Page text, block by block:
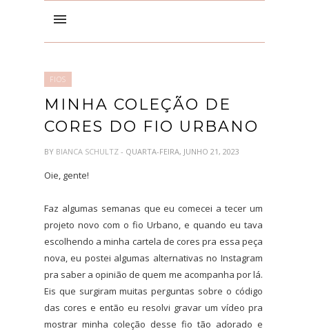
FIOS
MINHA COLEÇÃO DE
CORES DO FIO URBANO
BY BIANCA SCHULTZ - QUARTA-FEIRA, JUNHO 21, 2023
Oie, gente!
Faz algumas semanas que eu comecei a tecer um
projeto novo com o fio Urbano, e quando eu tava
escolhendo a minha cartela de cores pra essa peça
nova, eu postei algumas alternativas no Instagram
pra saber a opinião de quem me acompanha por lá.
Eis que surgiram muitas perguntas sobre o código
das cores e então eu resolvi gravar um vídeo pra
mostrar minha coleção desse fio tão adorado e